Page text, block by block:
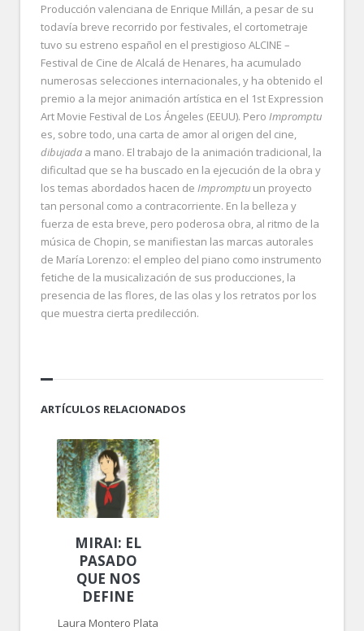
Producción valenciana de Enrique Millán, a pesar de su
todavía breve recorrido por festivales, el cortometraje
tuvo su estreno español en el prestigioso ALCINE –
Festival de Cine de Alcalá de Henares, ha acumulado
numerosas selecciones internacionales, y ha obtenido el
premio a la mejor animación artística en el 1st Expression
Art Movie Festival de Los Ángeles (EEUU). Pero Impromptu
es, sobre todo, una carta de amor al origen del cine,
dibujada a mano. El trabajo de la animación tradicional, la
dificultad que se ha buscado en la ejecución de la obra y
los temas abordados hacen de Impromptu un proyecto
tan personal como a contracorriente. En la belleza y
fuerza de esta breve, pero poderosa obra, al ritmo de la
música de Chopin, se manifiestan las marcas autorales
de María Lorenzo: el empleo del piano como instrumento
fetiche de la musicalización de sus producciones, la
presencia de las flores, de las olas y los retratos por los
que muestra cierta predilección.
ARTÍCULOS RELACIONADOS
MIRAI: EL
PASADO
QUE NOS
DEFINE
Laura Montero Plata